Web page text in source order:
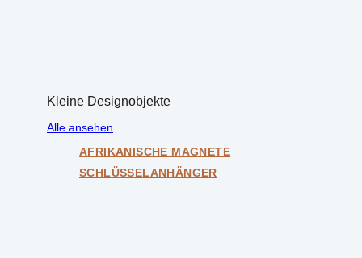
Kleine Designobjekte
Alle ansehen
AFRIKANISCHE MAGNETE
SCHLÜSSELANHÄNGER